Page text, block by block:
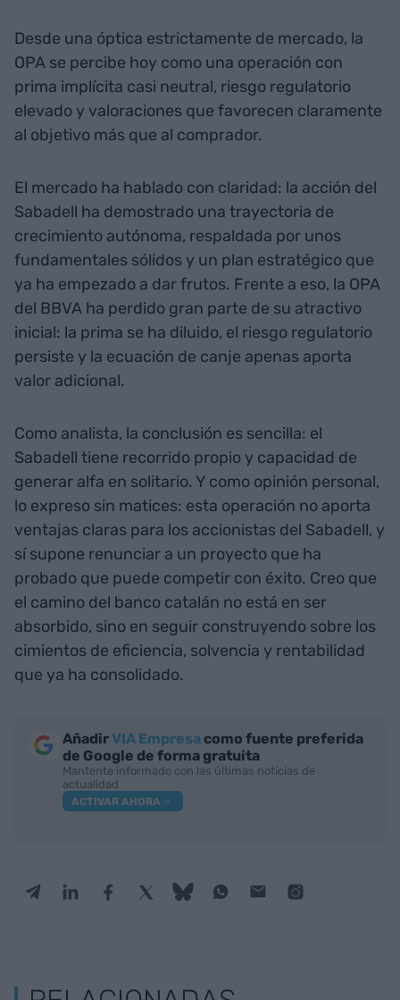
Desde una óptica estrictamente de mercado, la
OPA se percibe hoy como una operación con
prima implícita casi neutral, riesgo regulatorio
elevado y valoraciones que favorecen claramente
al objetivo más que al comprador.
El mercado ha hablado con claridad: la acción del
Sabadell ha demostrado una trayectoria de
crecimiento autónoma, respaldada por unos
fundamentales sólidos y un plan estratégico que
ya ha empezado a dar frutos. Frente a eso, la OPA
del BBVA ha perdido gran parte de su atractivo
inicial: la prima se ha diluido, el riesgo regulatorio
persiste y la ecuación de canje apenas aporta
valor adicional.
Como analista, la conclusión es sencilla: el
Sabadell tiene recorrido propio y capacidad de
generar alfa en solitario. Y como opinión personal,
lo expreso sin matices: esta operación no aporta
ventajas claras para los accionistas del Sabadell, y
sí supone renunciar a un proyecto que ha
probado que puede competir con éxito. Creo que
el camino del banco catalán no está en ser
absorbido, sino en seguir construyendo sobre los
cimientos de eficiencia, solvencia y rentabilidad
que ya ha consolidado.
AñadirVIA Empresa como fuente preferida
de Google de forma gratuita
Mantente informado con las últimas noticias de
actualidad
ACTIVAR AHORA